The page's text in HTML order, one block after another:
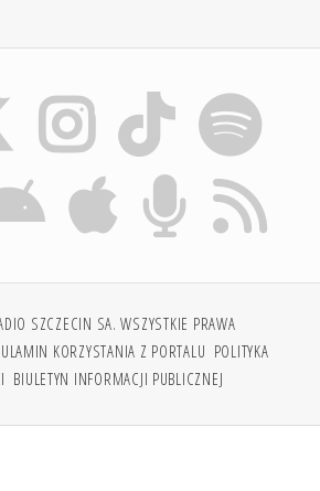
SZCZECIN SA. WSZYSTKIE PRAWA
KORZYSTANIA Z PORTALU POLITYKA
BIULETYN INFORMACJI PUBLICZNEJ